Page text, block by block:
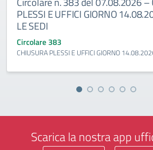
PLESSI E UFFICI GIORNO
LE SEDI
Circolare 383
CHIUSURA PLESSI E UFFICI GIORNO
Scarica la nostra app